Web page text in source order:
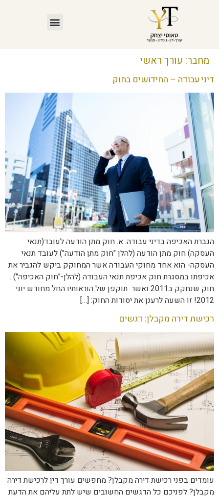
מחבר: עורך ראשי
דיני עבודה – החידושים בחוק
הגברת האכיפה בדיני עבודה: א. חוק מתן הודעה לעובד(תנאי
העסקה) חוק מתן הודעה (להלן "חוק מתן הודעה") לעובד תנאי
העסקה- הוא אחד מחוקי העבודה אשר המחוקק ביקש להגביר את
אכיפתו במסגרת חוק אכיפת תנאי העבודה (להלן-"חוק האכיפה") .
חוק שנחקק ב2011 ואשר תוקפן של הוראותיו החל מחודש יוני
2012! זו השעה לרענן את יסודות החוק: […]
רכישת דירה מקבלן: דגשים
עומדים בפני רכישת דירה מקבלן? מחפשים עורך דין לרכישת דירה
מקבלן? לפניכם כל הדגשים החשובים שיש לתת עליהם את הדעת